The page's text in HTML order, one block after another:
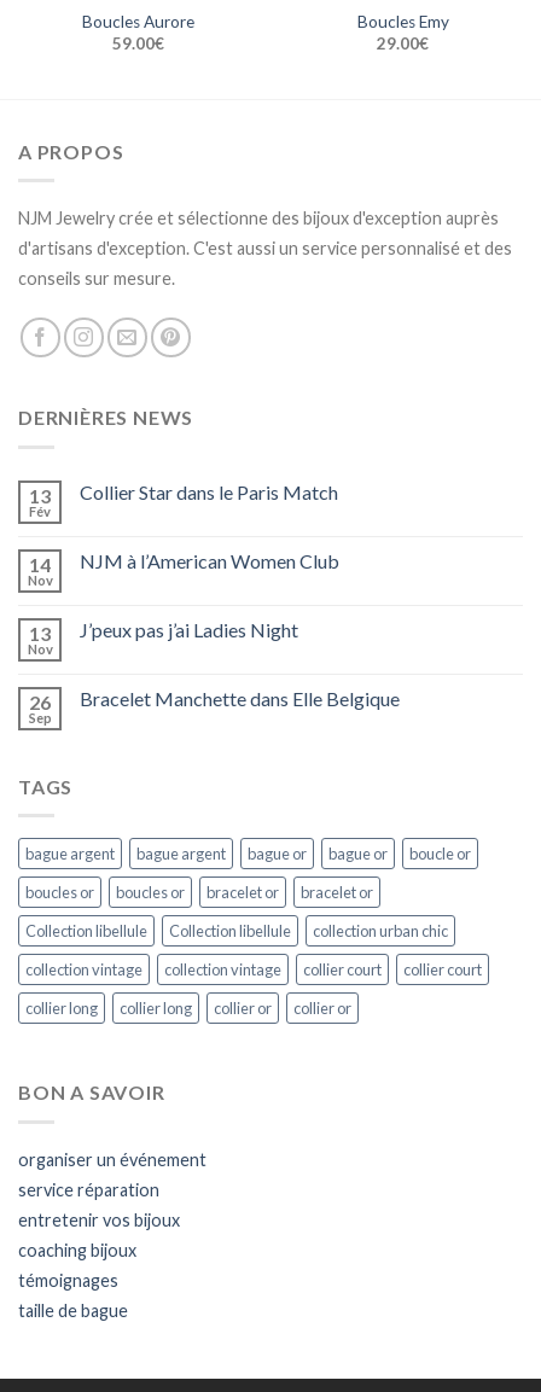
Boucles Aurore
59.00€
Boucles Emy
29.00€
A PROPOS
NJM Jewelry crée et sélectionne des bijoux d'exception auprès
d'artisans d'exception. C'est aussi un service personnalisé et des
conseils sur mesure.
DERNIÈRES NEWS
13
Fév
Collier Star dans le Paris Match
14
Nov
NJM à l’American Women Club
13
Nov
J’peux pas j’ai Ladies Night
26
Sep
Bracelet Manchette dans Elle Belgique
TAGS
bague argent bague argent bague or bague or
boucle or
boucles or
boucles or bracelet or
bracelet or
Collection libellule
Collection libellule
collection urban chic
collection vintage
collection vintage collier court
collier court
collier long
collier long collier or collier or
BON A SAVOIR
organiser un événement
service réparation
entretenir vos bijoux
coaching bijoux
témoignages
taille de bague